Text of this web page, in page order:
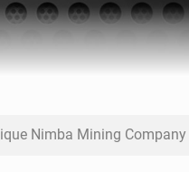
Mining Company signe sa première